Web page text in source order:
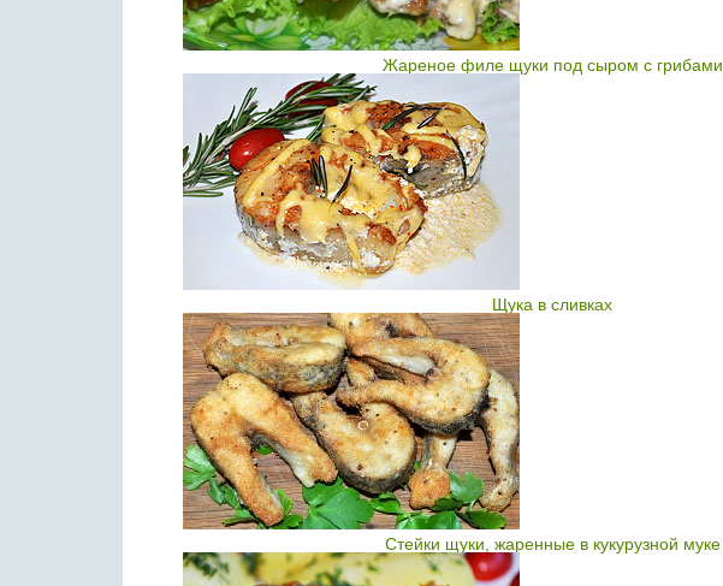
Жареное филе щуки под сыром с грибами
Щука в сливках
Стейки щуки, жаренные в кукурузной муке